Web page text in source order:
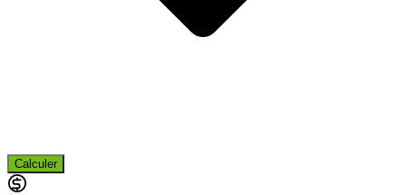
Calculer